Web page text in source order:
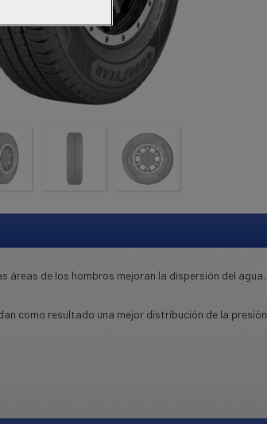
áreas de los hombros mejoran la dispersión del agua.
como resultado una mejor distribución de la presión